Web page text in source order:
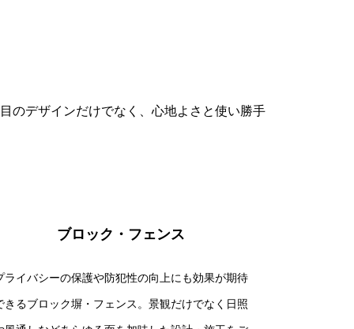
のデザインだけでなく、心地よさと使い勝手
ブロック・フェンス
ライバシーの保護や防犯性の向上にも効果が期待
きるブロック塀・フェンス。景観だけでなく日照